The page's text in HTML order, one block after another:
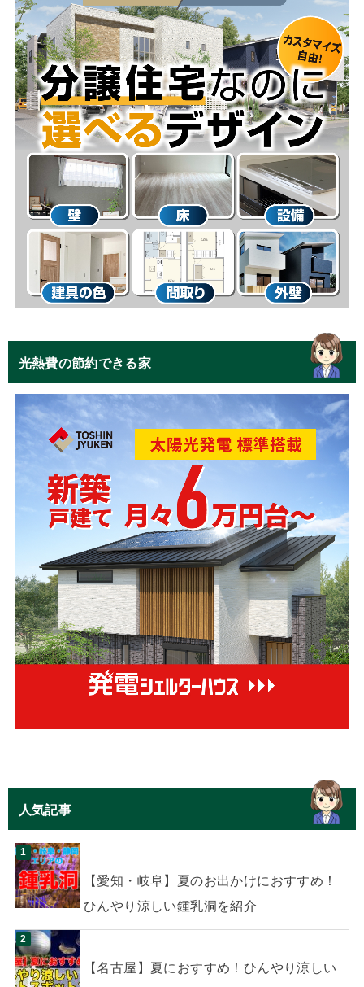
光熱費の節約できる家
人気記事
【愛知・岐阜】夏のお出かけにおすすめ！
ひんやり涼しい鍾乳洞を紹介
【名古屋】夏におすすめ！ひんやり涼しい